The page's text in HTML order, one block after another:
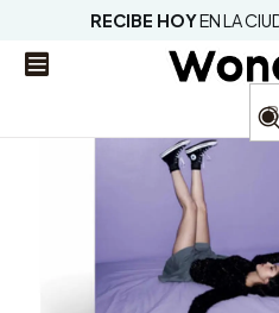
RECIBE HOYEN LA